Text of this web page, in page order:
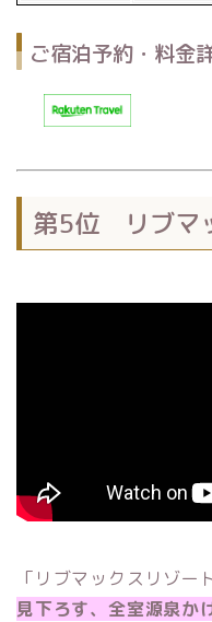
ご宿泊予約・料金
第5位 リブマ
「リブマックスリゾー
見下ろす、全室源泉か